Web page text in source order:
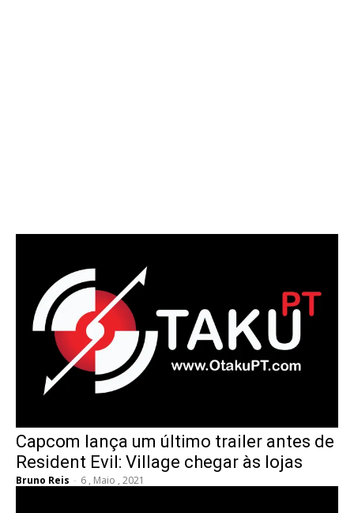
Capcom lança um último trailer antes de
Resident Evil: Village chegar às lojas
Bruno Reis - 6 , Maio , 2021